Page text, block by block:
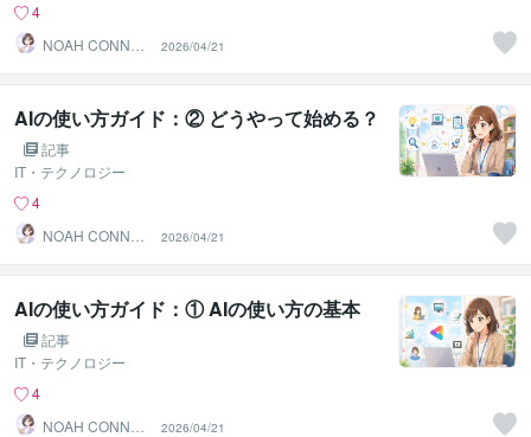
4
NOAH CONNEC
2026/04/21
AIの使い方ガイド：② どうやって始める？
記事
IT・テクノロジー
4
NOAH CONNEC
2026/04/21
AIの使い方ガイド：① AIの使い方の基本
記事
IT・テクノロジー
4
NOAH CONNEC
2026/04/21